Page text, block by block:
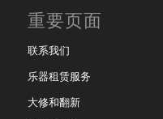
重要页面
联系我们
乐器租赁服务
大修和翻新